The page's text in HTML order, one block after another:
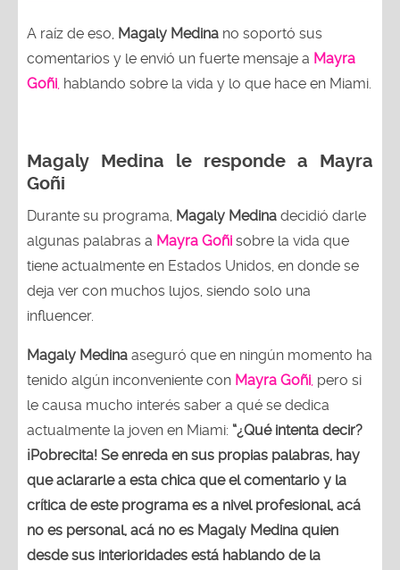
A raíz de eso, Magaly Medina no soportó sus
comentarios y le envió un fuerte mensaje a Mayra
Goñi hablando sobre la vida y lo que hace en Miami.
Magaly Medina le responde a Mayra
Goñi
Durante su programa, Magaly Medina decidió darle
algunas palabras a Mayra Goñi sobre la vida que
tiene actualmente en Estados Unidos, en donde se
deja ver con muchos lujos, siendo solo una
influencer.
Magaly Medina aseguró que en ningún momento ha
tenido algún inconveniente con Mayra Goñi pero si
le causa mucho interés saber a qué se dedica
actualmente la joven en Miami: “¿Qué intenta decir?
¡Pobrecita! Se enreda en sus propias palabras, hay
que aclararle a esta chica que el comentario y la
crítica de este programa es a nivel profesional, acá
no es personal, acá no es Magaly Medina quien
desde sus interioridades está hablando de la